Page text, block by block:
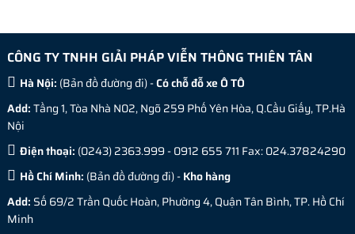
CÔNG TY TNHH GIẢI PHÁP VIỄN THÔNG THIÊN TÂN
Hà Nội: (Bản đồ đường đi) -Có chỗ đỗ xe Ô TÔ
Add:Tầng 1, Tòa Nhà N02, Ngõ 259 Phố Yên Hòa, Q.Cầu Giấy, TP.Hà
Nội
Điện thoại: (0243) 2363.999 - 0912 655 711 Fax: 024.37824290
Hồ Chí Minh: (Bản đồ đường đi) -Kho hàng
Add: Số 69/2 Trần Quốc Hoàn, Phường 4, Quận Tân Bình, TP. Hồ Chí
Minh